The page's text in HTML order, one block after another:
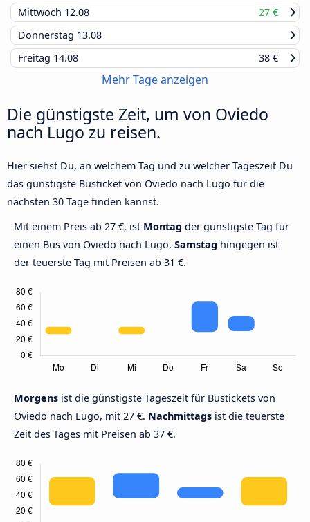
Mittwoch 12.08
27 €
Donnerstag 13.08
Freitag 14.08 38 €
Mehr Tage anzeigen
Die günstigste Zeit, um von Oviedo
nach Lugo zu reisen.
Hier siehst Du, an welchem Tag und zu welcher Tageszeit Du
das günstigste Busticket von Oviedo nach Lugo für die
nächsten 30 Tage finden kannst.
Mit einem Preis ab 27 €, ist Montag der günstigste Tag für
einen Bus von Oviedo nach Lugo. Samstag hingegen ist
der teuerste Tag mit Preisen ab 31 €.
Morgens ist die günstigste Tageszeit für Bustickets von
Oviedo nach Lugo, mit 27 €. Nachmittags ist die teuerste
Zeit des Tages mit Preisen ab 37 €.